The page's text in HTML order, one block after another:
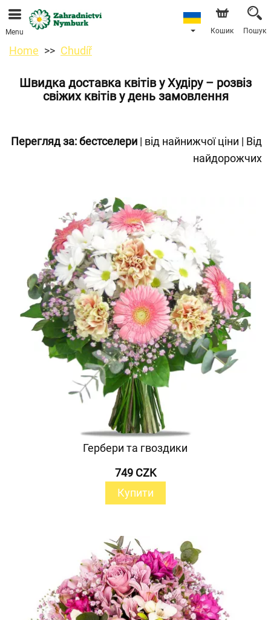
Ми приймаємо замовлення через наш інтернет-
магазин. Найближча можлива дата доставки —
11.08.2026 у зв’язку з відпусткою.
Menu Кошик Пошук
Home Chudíř
Швидка доставка квітів у Худіру – розвіз
свіжих квітів у день замовлення
Перегляд за:бестселери | від найнижчої ціни | Від
найдорожчих
Гербери та гвоздики
749 CZK
Купити